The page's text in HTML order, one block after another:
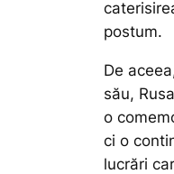
postum.
De
său,
o
ci o
lucrări